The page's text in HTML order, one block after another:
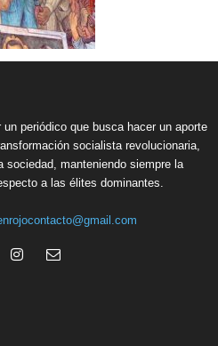
periódico que busca hacer un aporte
socialista revolucionaria,
sociedad, manteniendo siempre la
a las élites dominantes.